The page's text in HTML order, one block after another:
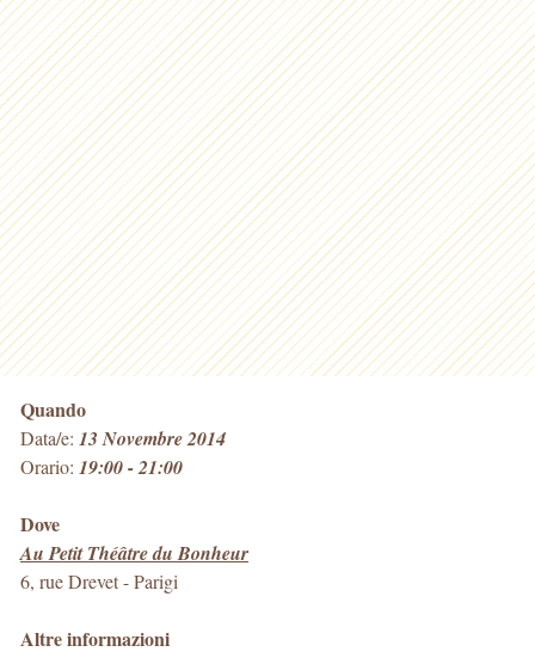
Quando
Data/e: 13 Novembre 2014
Orario: 19:00 - 21:00
Dove
Au Petit Théâtre du Bonheur
6, rue Drevet-Parigi
Altre informazioni